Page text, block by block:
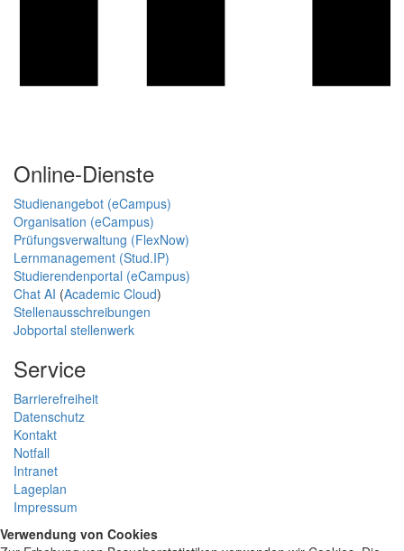
Online-Dienste
Studienangebot (eCampus)
Organisation (eCampus)
Prüfungsverwaltung (FlexNow)
Lernmanagement (Stud.IP)
Studierendenportal (eCampus)
Chat AI (Academic Cloud)
Stellenausschreibungen
Jobportal stellenwerk
Service
Barrierefreiheit
Datenschutz
Kontakt
Notfall
Intranet
Lageplan
Impressum
Verwendung von Cookies